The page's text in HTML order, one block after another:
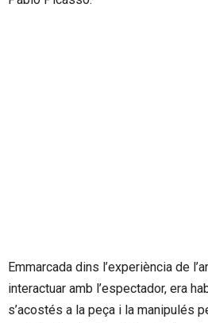
Emmarcada dins l’experiència de
interactuar amb l’espectador, era
s’acostés a la peça i la manipulés